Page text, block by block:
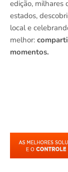
edição, milhares
estados,
local e
melhor:
momentos.